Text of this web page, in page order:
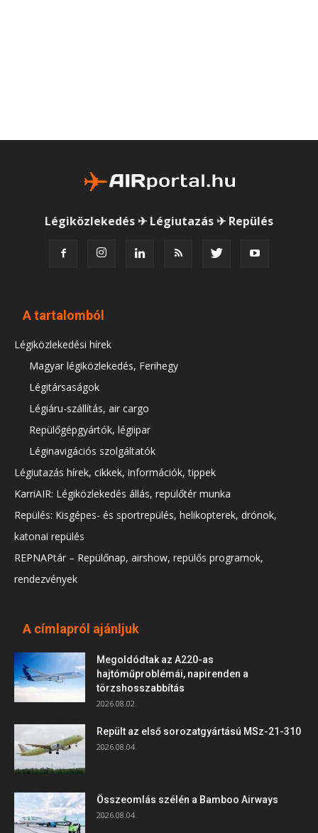
Légiközlekedés ✈ Légiutazás ✈ Repülés
A tartalomból
Légiközlekedési hírek
Magyar légiközlekedés, Ferihegy
Légitársaságok
Légiáru-szállítás, air cargo
Repülőgépgyártók, légiipar
Léginavigációs szolgáltatók
Légiutazás hírek, cikkek, információk, tippek
KarriAIR: Légiközlekedés állás, repülőtér munka
Repülés: Kisgépes- és sportrepülés, helikopterek, drónok,
katonai repülés
REPNAPtár – Repülőnap, airshow, repülős programok,
rendezvények
A címlapról ajánljuk
Megoldódtak az A220-as
hajtóműproblémái, napirenden a
törzshosszabbítás
2026.08.02.
Repült az első sorozatgyártású MSz-21-310
2026.08.04.
Összeomlás szélén a Bamboo Airways
2026.08.04.